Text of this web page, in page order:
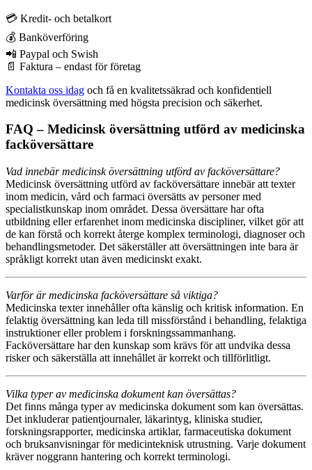
💳 Kredit- och betalkort
💰 Banköverföring
📲 Paypal och Swish
📄 Faktura – endast för företag
Kontakta oss idag och få en kvalitetssäkrad och konfidentiell
medicinsk översättning med högsta precision och säkerhet.
FAQ – Medicinsk översättning utförd av medicinska
facköversättare
Vad innebär medicinsk översättning utförd av facköversättare?
Medicinsk översättning utförd av facköversättare innebär att texter
inom medicin, vård och farmaci översätts av personer med
specialistkunskap inom området. Dessa översättare har ofta
utbildning eller erfarenhet inom medicinska discipliner, vilket gör att
de kan förstå och korrekt återge komplex terminologi, diagnoser och
behandlingsmetoder. Det säkerställer att översättningen inte bara är
språkligt korrekt utan även medicinskt exakt.
Varför är medicinska facköversättare så viktiga?
Medicinska texter innehåller ofta känslig och kritisk information. En
felaktig översättning kan leda till missförstånd i behandling, felaktiga
instruktioner eller problem i forskningssammanhang.
Facköversättare har den kunskap som krävs för att undvika dessa
risker och säkerställa att innehållet är korrekt och tillförlitligt.
Vilka typer av medicinska dokument kan översättas?
Det finns många typer av medicinska dokument som kan översättas.
Det inkluderar patientjournaler, läkarintyg, kliniska studier,
forskningsrapporter, medicinska artiklar, farmaceutiska dokument
och bruksanvisningar för medicinteknisk utrustning. Varje dokument
kräver noggrann hantering och korrekt terminologi.